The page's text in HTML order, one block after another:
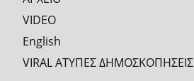
VIDEO
English
VIRAL ΑΤΥΠΕΣ ΔΗΜΟΣΚΟΠΗΣΕΙΣ